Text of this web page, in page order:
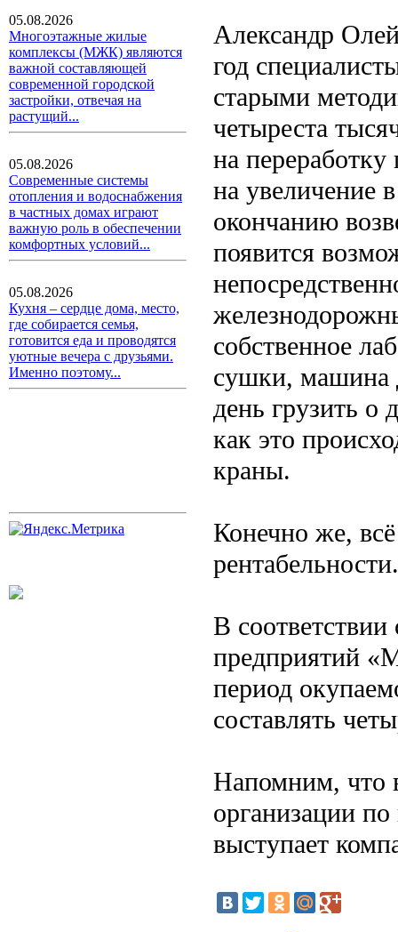
05.08.2026
Многоэтажные жилые
комплексы (МЖК) являются
важной составляющей
современной городской
застройки, отвечая на
растущий...
05.08.2026
Современные системы
отопления и водоснабжения
в частных домах играют
важную роль в обеспечении
комфортных условий...
05.08.2026
Кухня – сердце дома, место,
где собирается семья,
готовится еда и проводятся
уютные вечера с друзьями.
Именно поэтому...
Александр
год
старыми
четыреста
на
на увеличение
окончанию
появится
собственное
сушки, машина
день грузить о
как это
краны.
Конечно же,
рентабельности.
В
предприятий
период
составлять
Напомним, что
организации
выступает